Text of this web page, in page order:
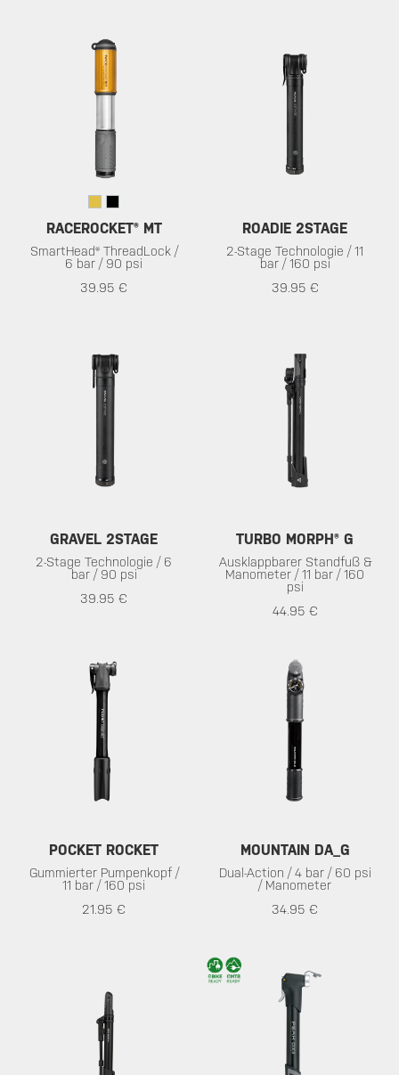
RACEROCKET® MT
SmartHead® ThreadLock /
6 bar / 90 psi
39.95 €
ROADIE 2STAGE
2-Stage Technologie / 11
bar / 160 psi
39.95 €
GRAVEL 2STAGE
2-Stage Technologie / 6
bar / 90 psi
39.95 €
TURBO MORPH® G
Ausklappbarer Standfuß &
Manometer / 11 bar / 160
psi
44.95 €
POCKET ROCKET
Gummierter Pumpenkopf /
11 bar / 160 psi
21.95 €
MOUNTAIN DA_G
Dual-Action / 4 bar / 60 psi
/ Manometer
34.95 €